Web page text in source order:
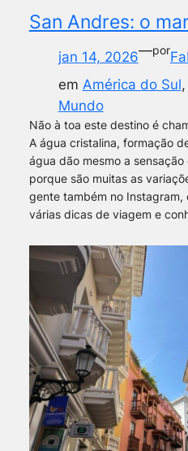
San Andres: o
jan 14, 2026—por
em América do Sul,
Mundo
Não à toa este destino é
A água cristalina, formação
água dão mesmo a
porque são muitas as
gente também no
várias dicas de viagem e